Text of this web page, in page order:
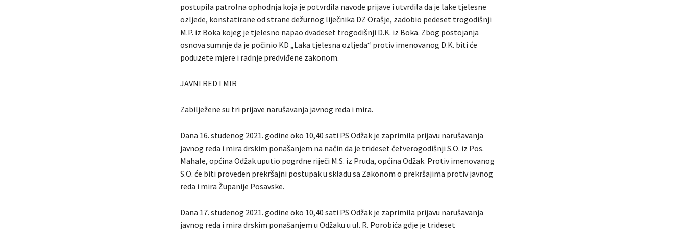
postupila patrolna ophodnja koja je potvrdila navode prijave i utvrdila da je lake tjelesne
ozljede, konstatirane od strane dežurnog liječnika DZ Orašje, zadobio pedeset trogodišnji
M.P. iz Boka kojeg je tjelesno napao dvadeset trogodišnji D.K. iz Boka. Zbog postojanja
osnova sumnje da je počinio KD „Laka tjelesna ozljeda“ protiv imenovanog D.K. biti će
poduzete mjere i radnje predviđene zakonom.
JAVNI RED I MIR
Zabilježene su tri prijave narušavanja javnog reda i mira.
Dana 16. studenog 2021. godine oko 10,40 sati PS Odžak je zaprimila prijavu narušavanja
javnog reda i mira drskim ponašanjem na način da je trideset četverogodišnji S.O. iz Pos.
Mahale, općina Odžak uputio pogrdne riječi M.S. iz Pruda, općina Odžak. Protiv imenovanog
S.O. će biti proveden prekršajni postupak u skladu sa Zakonom o prekršajima protiv javnog
reda i mira Županije Posavske.
Dana 17. studenog 2021. godine oko 10,40 sati PS Odžak je zaprimila prijavu narušavanja
javnog reda i mira drskim ponašanjem u Odžaku u ul. R. Porobića gdje je trideset